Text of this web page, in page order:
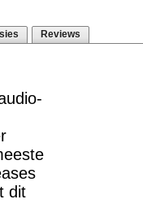
Reviews
dit